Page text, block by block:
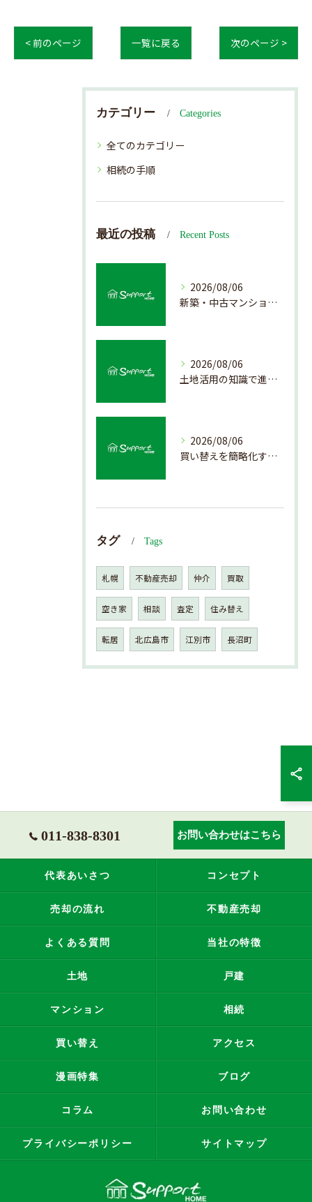
< 前のページ 一覧に戻る 次のページ >
カテゴリー Categories
全てのカテゴリー
相続の手順
最近の投稿 Recent Posts
2026/08/06
新築・中古マンション売却の価値を見極める査定方法
2026/08/06
土地活用の知識で進める不動産売却成功法
2026/08/06
買い替えを簡略化する不動産売却の流れ解説
タグ Tags
札幌 不動産売却 仲介 買取
空き家 相談 査定 住み替え
転居 北広島市 江別市 長沼町
011-838-8301 お問い合わせはこちら
代表あいさつ コンセプト
売却の流れ 不動産売却
よくある質問 当社の特徴
土地 戸建
マンション 相続
買い替え アクセス
漫画特集 ブログ
コラム お問い合わせ
プライバシーポリシー サイトマップ